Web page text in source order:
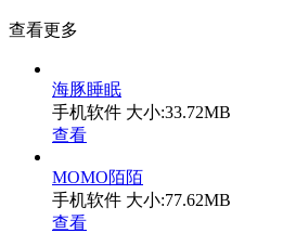
查看更多
海豚睡眠
手机软件 大小:33.72MB
查看
MOMO陌陌
手机软件 大小:77.62MB
查看